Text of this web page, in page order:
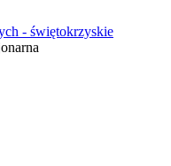
- świętokrzyskie